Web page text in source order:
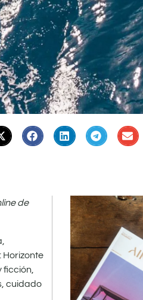
de
Horizonte
ficción,
cuidado